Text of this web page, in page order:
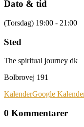
Dato & tid
(Torsdag) 19:00 - 21:00
Sted
The spiritual journey dk
Bolbrovej 191
KalenderGoogle
0 Kommentarer